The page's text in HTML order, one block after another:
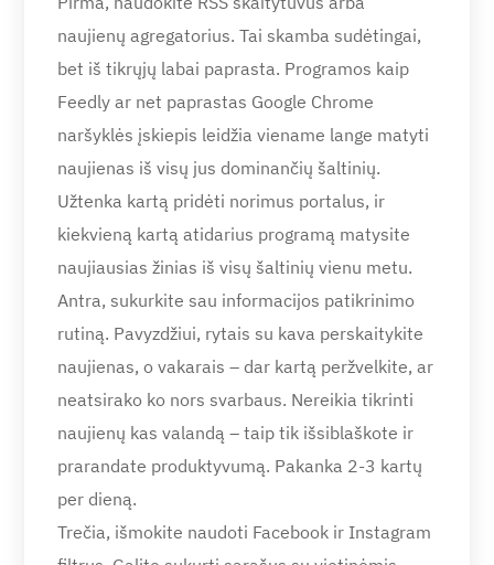
naujienų agregatorius. Tai skamba sudėtingai,
bet iš tikrųjų labai paprasta. Programos kaip
Feedly ar net paprastas Google Chrome
naršyklės įskiepis leidžia viename lange matyti
naujienas iš visų jus dominančių šaltinių.
Užtenka kartą pridėti norimus portalus, ir
kiekvieną kartą atidarius programą matysite
naujiausias žinias iš visų šaltinių vienu metu.
Antra, sukurkite sau informacijos patikrinimo
rutiną. Pavyzdžiui, rytais su kava perskaitykite
naujienas, o vakarais – dar kartą peržvelkite, ar
neatsirako ko nors svarbaus. Nereikia tikrinti
naujienų kas valandą – taip tik išsiblaškote ir
prarandate produktyvumą. Pakanka 2-3 kartų
per dieną.
Trečia, išmokite naudoti Facebook ir Instagram